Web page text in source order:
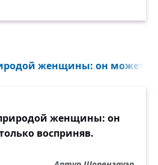
женщины: он может
женщины: он
восприняв.